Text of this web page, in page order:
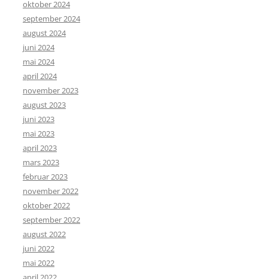
oktober 2024
september 2024
august 2024
juni 2024
mai 2024
april 2024
november 2023
august 2023
juni 2023
mai 2023
april 2023
mars 2023
februar 2023
november 2022
oktober 2022
september 2022
august 2022
juni 2022
mai 2022